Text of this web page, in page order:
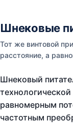
Шнековые
Тот же винтовой
расстояние, а
Шнековый
равномерным
частотным